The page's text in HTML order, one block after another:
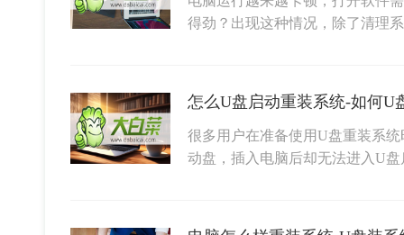
得劲？出现这种情况，除了清理
怎么U盘启动重装系统-如何U
很多用户在准备使用U盘重装系
动盘，插入电脑后却无法进入U